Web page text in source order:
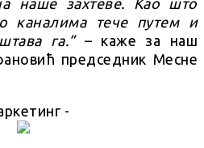
каналима тече путем и
га.”– каже за наш
председник Месне
-